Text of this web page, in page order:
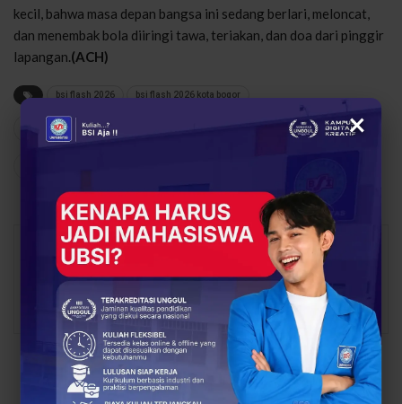
kecil, bahwa masa depan bangsa ini sedang berlari, meloncat,
dan menembak bola diiringi tawa, teriakan, dan doa dari pinggir
lapangan.(ACH)
bsi flash 2026 bsi flash 2026 kota bogor
0
67
16143 Posts 1 Comments
PREV POST
Menjalin Harmoni,
NEXT POST
Ketika Pelajar Bogor
×